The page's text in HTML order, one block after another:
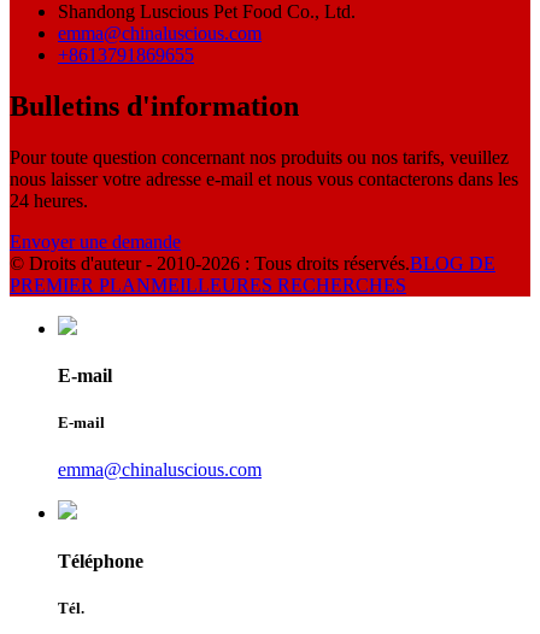
Shandong Luscious Pet Food Co., Ltd.
emma@chinaluscious.com
+8613791869655
Bulletins d'information
Pour toute question concernant nos produits ou nos tarifs, veuillez
nous laisser votre adresse e-mail et nous vous contacterons dans les
24 heures.
Envoyer une demande
© Droits d'auteur - 2010-2026 : Tous droits réservés.BLOG DE
PREMIER PLANMEILLEURES RECHERCHES
E-mail
E-mail
emma@chinaluscious.com
Téléphone
Tél.